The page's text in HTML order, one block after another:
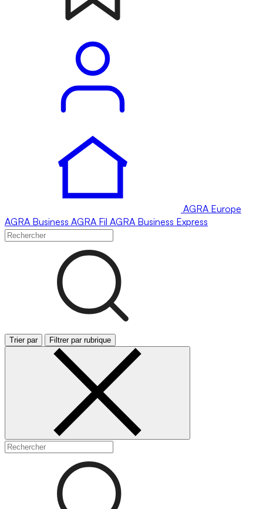
AGRA Europe
AGRA Business AGRA Fil AGRA Business Express
Trier par Filtrer par rubrique